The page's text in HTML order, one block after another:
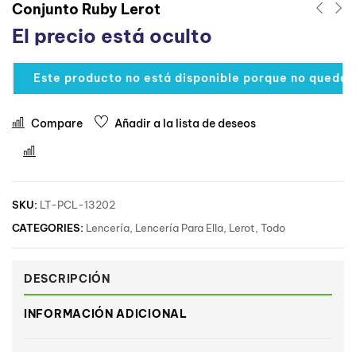
Conjunto Ruby Lerot
El precio está oculto
Este producto no está disponible porque no
Compare Añadir a la lista de deseos
SKU: LT-PCL-13202
CATEGORIES: Lencería Lencería Para Ella Lerot Todo
DESCRIPCIÓN
INFORMACIÓN ADICIONAL